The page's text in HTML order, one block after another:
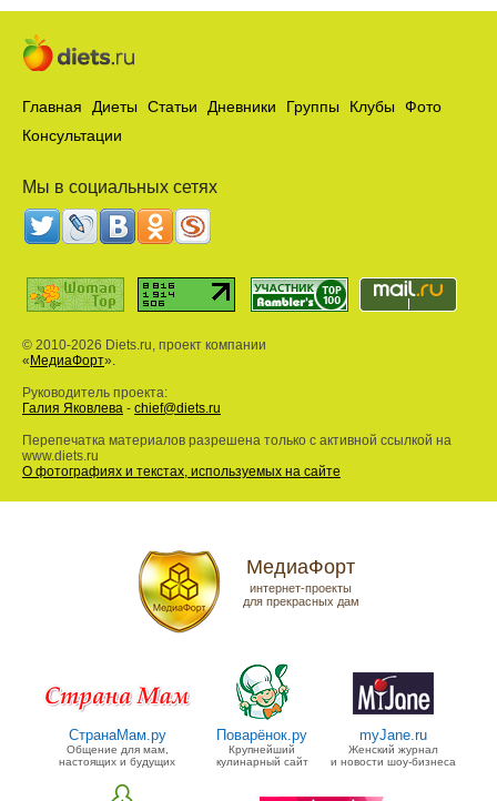
Главная Диеты Статьи Дневники Группы Клубы
Фото
Консультации
Мы в социальных сетях
© 2010-2026 Diets.ru, проект компании
« МедиаФорт».
Руководитель проекта:
Галия Яковлева - chief@diets.ru
Перепечатка материалов разрешена только с активной ссылкой на
www.diets.ru
О фотографиях и текстах, используемых на сайте
МедиаФорт
интернет-проекты
для прекрасных дам
СтранаМам.ру
Общение для мам,
настоящих и будущих
Поварёнок.ру
Крупнейший
кулинарный сайт
myJane.ru
Женский журнал
и новости шоу-бизнеса